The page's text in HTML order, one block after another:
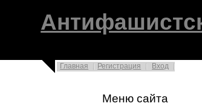
Главная Регистрация Вход
Меню сайта